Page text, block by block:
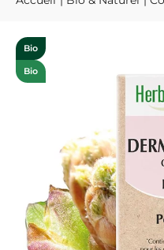
Bio
Bio